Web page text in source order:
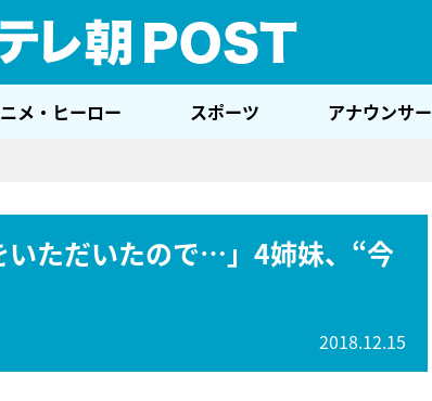
メ・ヒーロー スポーツ アナウンサー
いただいたので…」4姉妹、“今
2018.12.15